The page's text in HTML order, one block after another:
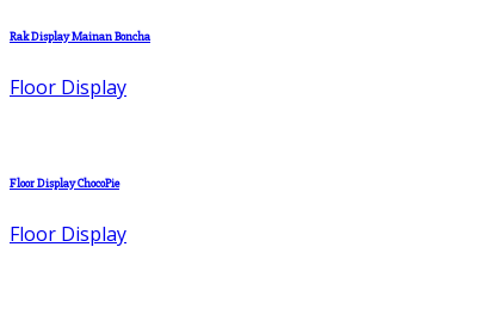
Rak Display Mainan Boncha
Floor Display
Floor Display ChocoPie
Floor Display